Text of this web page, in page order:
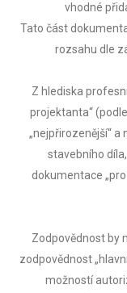
vhodné
Tato část
rozsahu dle
Z hlediska
projektanta“
„nejpřirozenější“
stavebního
dokumentace
Zodpovědnost by
zodpovědnost
možností